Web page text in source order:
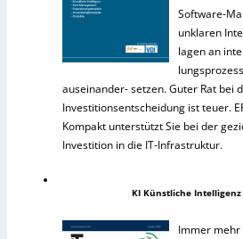
Software-
unklaren
lagen an
auseinander- setzen. Guter Rat bei
Investitionsentscheidung ist teuer.
Kompakt unterstützt Sie bei der
Investition in die IT-Infrastruktur.
KI Künstliche Intelligenz
Immer